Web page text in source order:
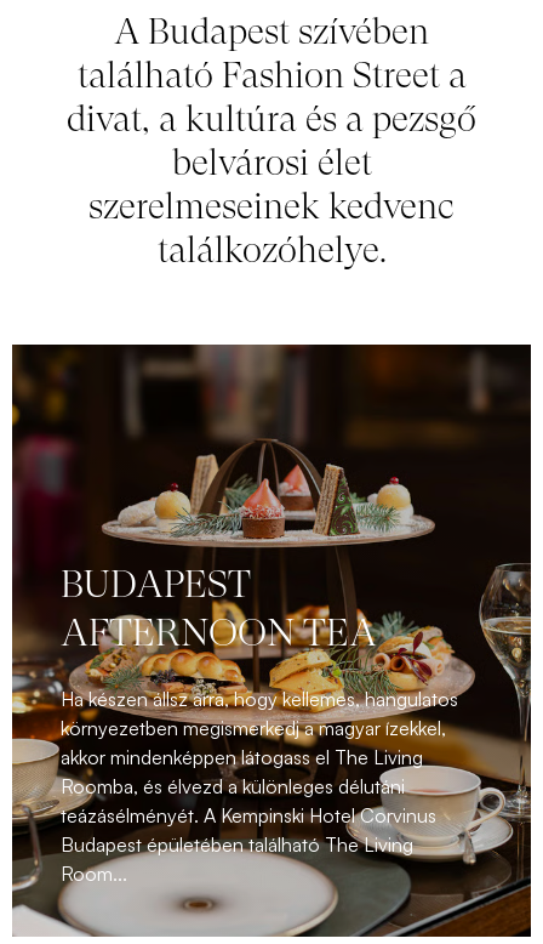
A Budapest szívében
található Fashion Street a
divat, a kultúra és a pezsgő
belvárosi élet
szerelmeseinek kedvenc
találkozóhelye.
BUDAPEST
AFTERNOON TEA
Ha készen állsz arra, hogy kellemes, hangulatos
környezetben megismerkedj a magyar ízekkel,
akkor mindenképpen látogass el The Living
Roomba, és élvezd a különleges délutáni
teázásélményét. A Kempinski Hotel Corvinus
Budapest épületében található The Living
Room...